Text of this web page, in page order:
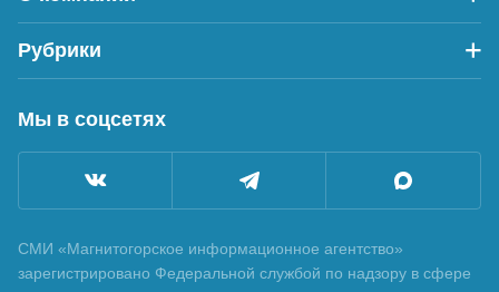
Рубрики
Мы в соцсетях
СМИ «Магнитогорское информационное агентство»
зарегистрировано Федеральной службой по надзору в сфере